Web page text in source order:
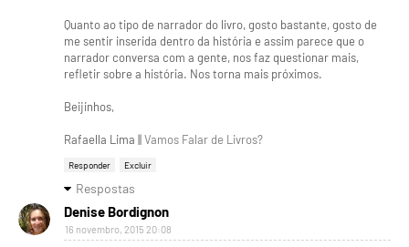
Quanto ao tipo de narrador do livro, gosto bastante, gosto de
me sentir inserida dentro da história e assim parece que o
narrador conversa com a gente, nos faz questionar mais,
refletir sobre a história. Nos torna mais próximos.
Beijinhos,
Rafaella Lima ||Vamos Falar de Livros?
Responder Excluir
Respostas
Denise Bordignon
16 novembro, 2015 20:08